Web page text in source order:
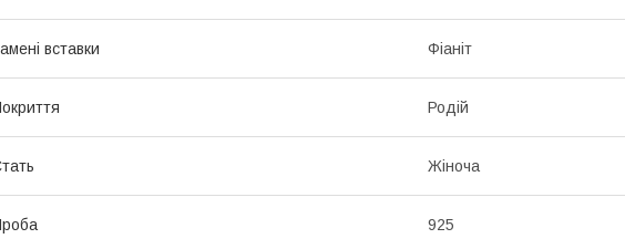
вставки Фіаніт
Родій
Жіноча
925